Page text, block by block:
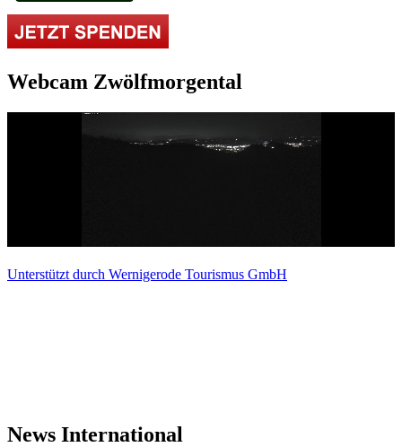
Webcam Zwölfmorgental
Unterstützt durch Wernigerode Tourismus GmbH
News International